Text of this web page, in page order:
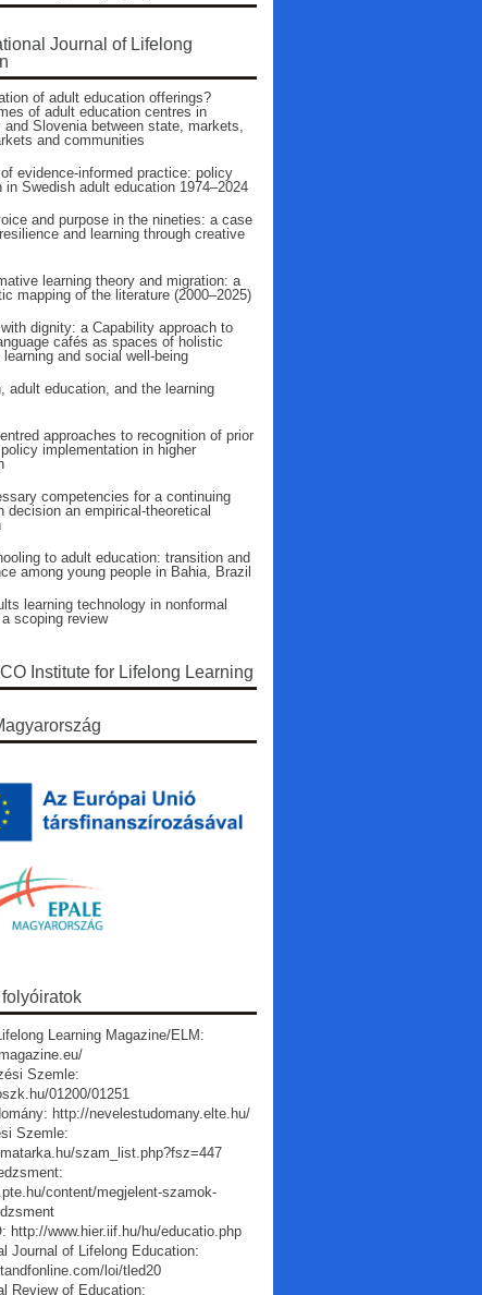
Journal of Lifelong
of adult education offerings?
of adult education centres in
and Slovenia between state, markets,
and communities
evidence‑informed practice: policy
in Swedish adult education 1974–2024
and purpose in the nineties: a case
and learning through creative
learning theory and migration: a
mapping of the literature (2000–2025)
with dignity: a Capability approach to
cafés as spaces of holistic
learning and social well-being
adult education, and the learning
approaches to recognition of prior
policy implementation in higher
competencies for a continuing
decision an empirical-theoretical
to adult education: transition and
among young people in Bahia, Brazil
learning technology in nonformal
scoping review
Institute for Lifelong Learning
Learning Magazine/ELM:
Szemle:
01200/01251
http://nevelestudomany.elte.hu/
Szemle:
szam_list.php?fsz=447
content/megjelent-szamok-
http://www.hier.iif.hu/hu/educatio.php
Journal of Lifelong Education:
loi/tled20
Review of Education: